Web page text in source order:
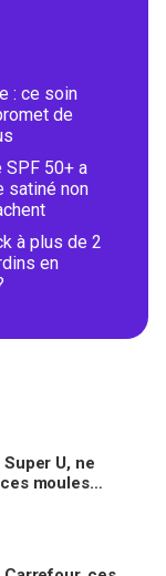
: ce soin
de
SPF 50+ a
satiné non
à plus de 2
en
U, ne
moules